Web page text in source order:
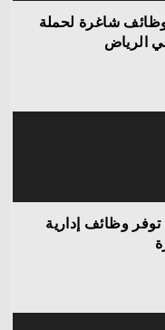
شركة نادك تعلن طرح 6 وظائف شاغرة لحملة
الرياض
وظائف إدارية